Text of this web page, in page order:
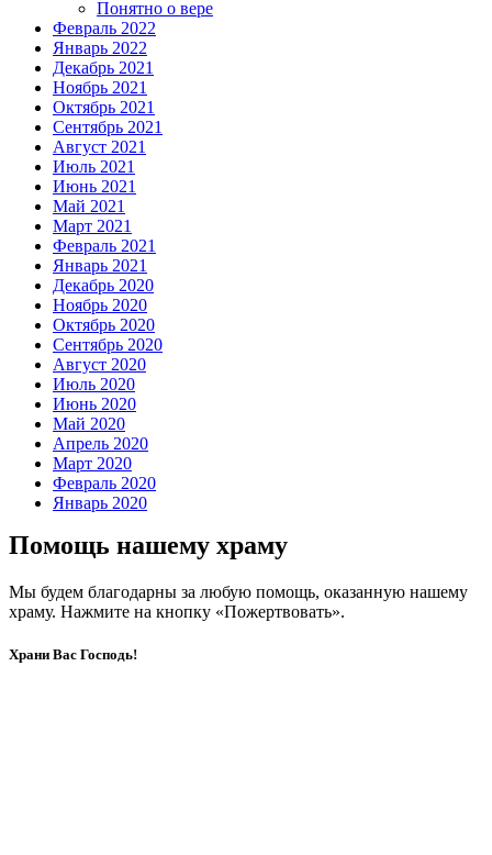
Понятно о вере
Февраль 2022
Январь 2022
Декабрь 2021
Ноябрь 2021
Октябрь 2021
Сентябрь 2021
Август 2021
Июль 2021
Июнь 2021
Май 2021
Март 2021
Февраль 2021
Январь 2021
Декабрь 2020
Ноябрь 2020
Октябрь 2020
Сентябрь 2020
Август 2020
Июль 2020
Июнь 2020
Май 2020
Апрель 2020
Март 2020
Февраль 2020
Январь 2020
Помощь нашему храму
Мы будем благодарны за любую помощь, оказанную нашему
храму. Нажмите на кнопку «Пожертвовать».
Храни Вас Господь!